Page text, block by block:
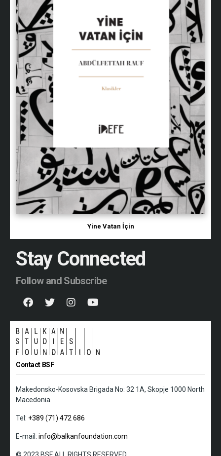
Yine Vatan İçin
Stay Connected
Follow and Subscribe
Contact BSF
Makedonsko-Kosovska Brigada No: 32 1A, Skopje 1000 North
Macedonia
Tel: +389 (71) 472 686
E-mail: info@balkanfoundation.com